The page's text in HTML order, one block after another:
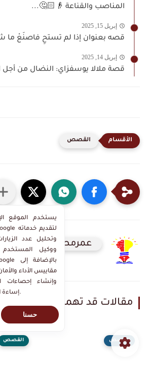
المناصب والقناعة 👴🏻🤔...
إبريل 15, 2025
قصه بعنوان إذا لم تستحِ فاصنَعْ ما
إبريل 14, 2025
قصة ملالا يوسفزاي: النضال من أجل
القصص
عمرمصدق العسكري
مقالات قد تهمك
القصص القصص
يستخدم الموقع
وتحليل عدد
مقاييس الأداء
وإنشاء إحصاءات
إساءة الاستخدام ومعالجتها.
حسنا